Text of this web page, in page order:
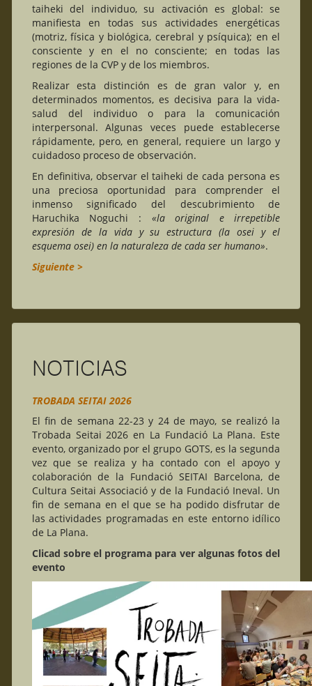
taiheki del individuo, su activación es global: se
manifiesta en todas sus actividades energéticas
(motriz, física y biológica, cerebral y psíquica); en el
consciente y en el no consciente; en todas las
regiones de la CVP y de los miembros.
Realizar esta distinción es de gran valor y, en
determinados momentos, es decisiva para la vida-
salud del individuo o para la comunicación
interpersonal. Algunas veces puede establecerse
rápidamente, pero, en general, requiere un largo y
cuidadoso proceso de observación.
En definitiva, observar el taiheki de cada persona es
una preciosa oportunidad para comprender el
inmenso significado del descubrimiento de
Haruchika Noguchi : «la original e irrepetible
expresión de la vida y su estructura (la osei y el
esquema osei) en la naturaleza de cada ser humano».
Siguiente >
NOTICIAS
TROBADA SEITAI 2026
El fin de semana 22-23 y 24 de mayo, se realizó la
Trobada Seitai 2026 en La Fundació La Plana. Este
evento, organizado por el grupo GOTS, es la segunda
vez que se realiza y ha contado con el apoyo y
colaboración de la Fundació SEITAI Barcelona, ​​de
Cultura Seitai Associació y de la Fundació Ineval. Un
fin de semana en el que se ha podido disfrutar de
las actividades programadas en este entorno idílico
de La Plana.
Clicad sobre el programa para ver algunas fotos del
evento